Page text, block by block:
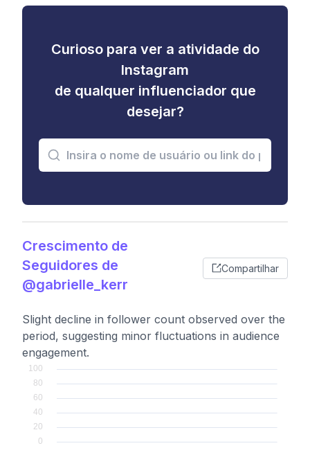
Curioso para ver a atividade do
Instagram
de qualquer influenciador que
desejar?
Crescimento de
Seguidores de
@gabrielle_kerr
Compartilhar
Slight decline in follower count observed over the
period, suggesting minor fluctuations in audience
engagement.